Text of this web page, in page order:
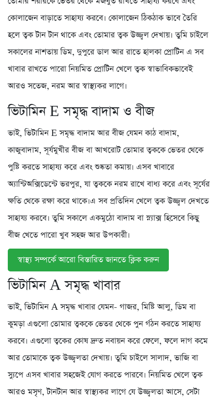
কোলাজেন বাড়াতে সাহায্য করবে। কোলাজেন ঠিকঠাক ভাবে তৈরি
হলে ত্বক টান টান থাকে এবং তোমার ত্বক উজ্জ্বল দেখায়। তুমি চাইলে
সকালের নাশতায় ডিম, দুপুরে ডাল আর রাতে হালকা প্রোটিন এ সব
খাবার রাখতে পারো নিয়মিত প্রোটিন খেলে ত্বক স্বাভাবিকভাবেই
আরও সতেজ, নরম আর স্বাস্থ্যকর লাগে।
ভিটামিন E সমৃদ্ধ বাদাম ও বীজ
ভাই, ভিটামিন E সমৃদ্ধ বাদাম আর বীজ যেমন কাঠ বাদাম,
কাজুবাদাম, সূর্যমুখীর বীজ বা আখরোট তোমার ত্বককে ভেতর থেকে
পুষ্টি করতে সাহায্য করে এবং শুষ্কতা কমায়। এসব খাবারে
অ্যান্টিঅক্সিডেন্টে ভরপুর, যা ত্বককে নরম রাখে বাধ্য করে এবং সূর্যের
ক্ষতি থেকে রক্ষা করে থাকে।এ সব প্রতিদিন খেলে ত্বক উজ্জ্বল দেখতে
সাহায্য করবে। তুমি সকালে একমুঠো বাদাম বা স্ন্যাক্স হিসেবে কিছু
বীজ খেতে পারো খুব সহজ আর উপকারী।
স্বাস্থ্য সম্পর্কে আরো বিস্তারিত জানতে ক্লিক করুন
ভিটামিন A সমৃদ্ধ খাবার
ভাই, ভিটামিন A সমৃদ্ধ খাবার যেমন- গাজর, মিষ্টি আলু, ডিম বা
কুমড়া এগুলো তোমার ত্বককে ভেতর থেকে পুন র্গঠন করতে সাহায্য
করবে। এগুলো ত্বকের কোষ দ্রুত নবায়ন করে ফেলে, ফলে দাগ কমে
আর তোমাকে ত্বক উজ্জ্বলতা দেখায়। তুমি চাইলে সালাদ, ভাজি বা
স্যুপে এসব খাবার সহজেই যোগ করতে পারবে। নিয়মিত খেলে ত্বক
আরও মসৃণ, টানটান আর স্বাস্থ্যকর লাগে যে উজ্জ্বলতা আসে, সেটা